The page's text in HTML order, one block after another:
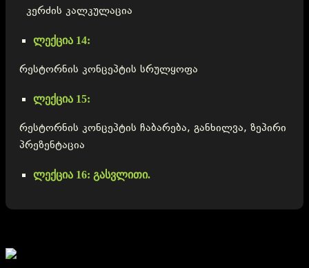
კერძის კალკულაცია
ლექცია 14:
რესტორნის კონცეპტის სრულყოფა
ლექცია 15:
რესტორნის კონცეპტის ჩაბარება, განხილვა, ზეპირი
პრეზენტაცია
ლექცია 16: გასვლითი.